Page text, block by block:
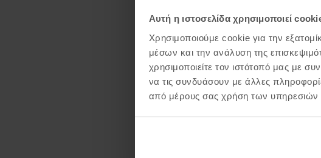
Αυτή η ιστοσελίδα χρησιμοποιεί
Χρησιμοποιούμε cookie για την
μέσων και την ανάλυση της
χρησιμοποιείτε τον ιστότοπό μας με
να τις συνδυάσουν με άλλες
από μέρους σας χρήση των υπηρεσιών